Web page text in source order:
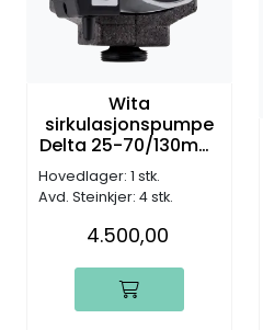
Wita
sirkulasjonspumpe
Delta 25-70/130mm,
DN25, G1 1/2", 7,0m
(H)
Hovedlager: 1 stk.
Avd. Steinkjer: 4 stk.
4.500,00